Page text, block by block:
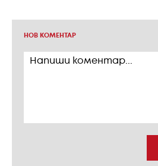
НОВ КОМЕНТАР